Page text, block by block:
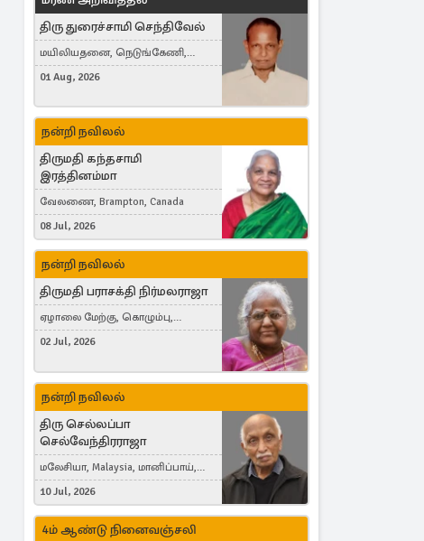
திரு துரைச்சாமி செந்திவேல்
மயிலியதனை, நெடுங்கேணி,
கம்பர்மலை
01 Aug, 2026
நன்றி நவிலல்
திருமதி கந்தசாமி
இரத்தினம்மா
வேலணை, Brampton, Canada
08 Jul, 2026
நன்றி நவிலல்
திருமதி பராசக்தி நிர்மலராஜா
ஏழாலை மேற்கு, கொழும்பு,
தங்காலை, London, United Kingdom
02 Jul, 2026
நன்றி நவிலல்
திரு செல்லப்பா
செல்வேந்திரராஜா
மலேசியா, Malaysia, மானிப்பாய்,
Duisburg, Germany, London, United
Kingdom
10 Jul, 2026
4ம் ஆண்டு நினைவஞ்சலி